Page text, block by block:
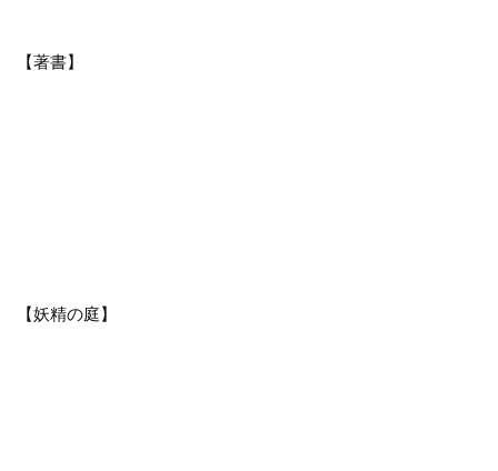
【著書】
【妖精の庭】